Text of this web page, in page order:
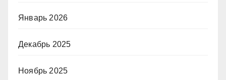
Январь 2026
Декабрь 2025
Ноябрь 2025